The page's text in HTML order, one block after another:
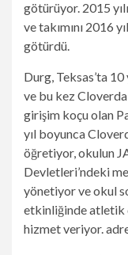
götürüyor. 2015
ve takımını 2016
götürdü.
Durg, Teksas’ta
ve bu kez
girişim koçu olan
yıl boyunca
öğretiyor, okulun
Devletleri’ndeki
yönetiyor ve okul
etkinliğinde atletik
hizmet veriyor.